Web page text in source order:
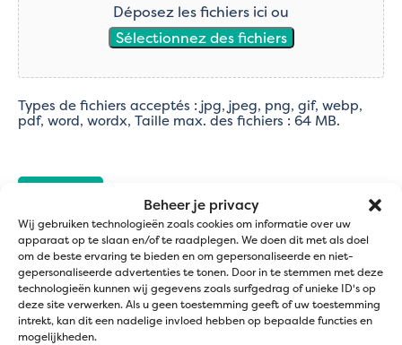
Beheer je privacy
Wij gebruiken technologieën zoals cookies om informatie over uw
apparaat op te slaan en/of te raadplegen. We doen dit met als doel
om de beste ervaring te bieden en om gepersonaliseerde en niet-
gepersonaliseerde advertenties te tonen. Door in te stemmen met deze
technologieën kunnen wij gegevens zoals surfgedrag of unieke ID's op
deze site verwerken. Als u geen toestemming geeft of uw toestemming
intrekt, kan dit een nadelige invloed hebben op bepaalde functies en
mogelijkheden.
Déposez les fichiers ici ou
Sélectionnez des fichiers
Types de fichiers acceptés : jpg, jpeg, png, gif, webp,
pdf, word, wordx, Taille max. des fichiers : 64 MB.
AFFINEZ VOTRE CHOIX